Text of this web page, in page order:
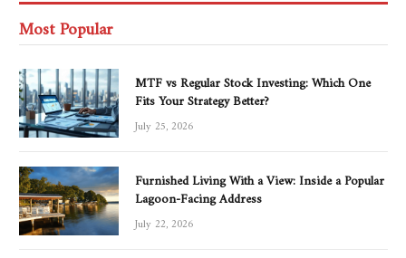
Most Popular
MTF vs Regular Stock Investing: Which One
Fits Your Strategy Better?
July 25, 2026
Furnished Living With a View: Inside a Popular
Lagoon-Facing Address
July 22, 2026